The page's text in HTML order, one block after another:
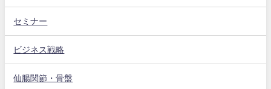
セミナー
ビジネス戦略
仙腸関節・骨盤